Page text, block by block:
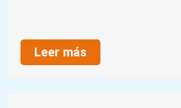
Leer más